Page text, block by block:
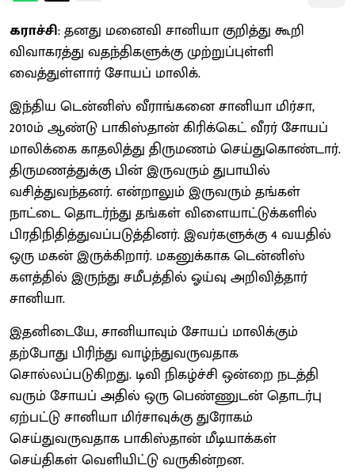
கராச்சி: தனது மனைவி சானியா குறித்து கூறி
விவாகரத்து வதந்திகளுக்கு முற்றுப்புள்ளி
வைத்துள்ளார் சோயப் மாலிக்.
இந்திய டென்னிஸ் வீராங்கனை சானியா மிர்சா,
2010ம் ஆண்டு பாகிஸ்தான் கிரிக்கெட் வீரர் சோயப்
மாலிக்கை காதலித்து திருமணம் செய்துகொண்டார்.
திருமணத்துக்கு பின் இருவரும் துபாயில்
வசித்துவந்தனர். என்றாலும் இருவரும் தங்கள்
நாட்டை தொடர்ந்து தங்கள் விளையாட்டுக்களில்
பிரதிநிதித்துவப்படுத்தினர். இவர்களுக்கு 4 வயதில்
ஒரு மகன் இருக்கிறார். மகனுக்காக டென்னிஸ்
களத்தில் இருந்து சமீபத்தில் ஓய்வு அறிவித்தார்
சானியா.
இதனிடையே, சானியாவும் சோயப் மாலிக்கும்
தற்போது பிரிந்து வாழ்ந்துவருவதாக
சொல்லப்படுகிறது. டிவி நிகழ்ச்சி ஒன்றை நடத்தி
வரும் சோயப் அதில் ஒரு பெண்ணுடன் தொடர்பு
ஏற்பட்டு சானியா மிர்சாவுக்கு துரோகம்
செய்துவருவதாக பாகிஸ்தான் மீடியாக்கள்
செய்திகள் வெளியிட்டு வருகின்றன.